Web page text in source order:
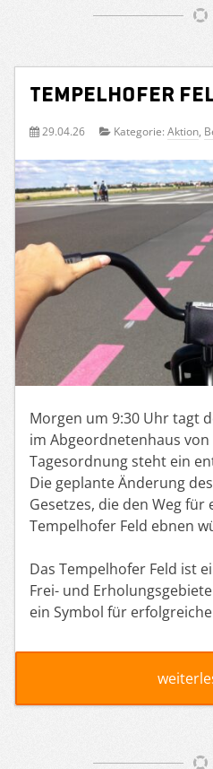
Tempelhofer
29.04.26 Kategorie: Aktion,
Morgen um 9:30 Uhr tagt
im Abgeordnetenhaus
Tagesordnung steht ein
Die geplante Änderung
Gesetzes, die den Weg für
Tempelhofer Feld ebnen
Das Tempelhofer Feld ist
Frei- und
ein Symbol für